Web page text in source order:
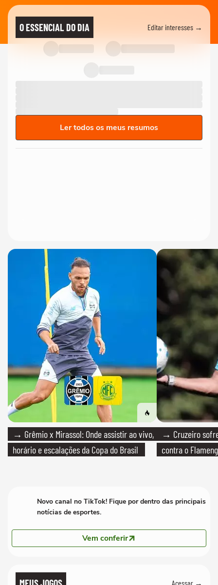
O ESSENCIAL DO DIA Editar interesses →
Ler todos os meus resumos
→ Grêmio x Mirassol: Onde assistir ao vivo,
horário e escalações da Copa do Brasil
→ Cruzeiro
contra o
Novo canal no TikTok! Fique por dentro das principais
notícias de esportes.
Vem conferir
Acessar →